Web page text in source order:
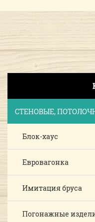
СТЕНОВЫЕ,
Блок-хаус
Евровагонка
Имитация бруса
Погонажные